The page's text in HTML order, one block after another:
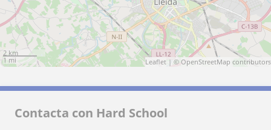
2 km
1 mi
Leaflet | © OpenStreetMap contributors
Contacta con Hard School